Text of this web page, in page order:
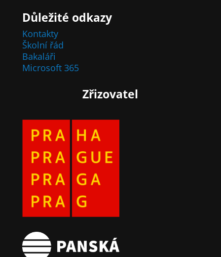
Důležité odkazy
Kontakty
Školní řád
Bakaláři
Microsoft 365
Zřizovatel